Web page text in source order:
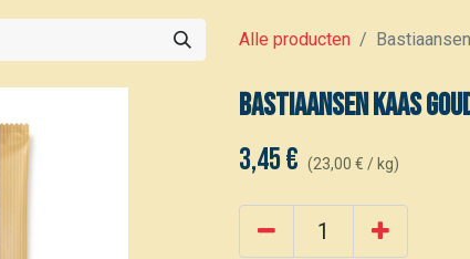
Alle producten
Bastiaansen Kaas
3,45€ (23,00 € / kg)